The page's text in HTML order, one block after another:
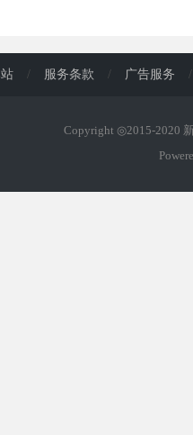
/ 服务条款 / 广告服务 /
Copyright ◎2015-2020